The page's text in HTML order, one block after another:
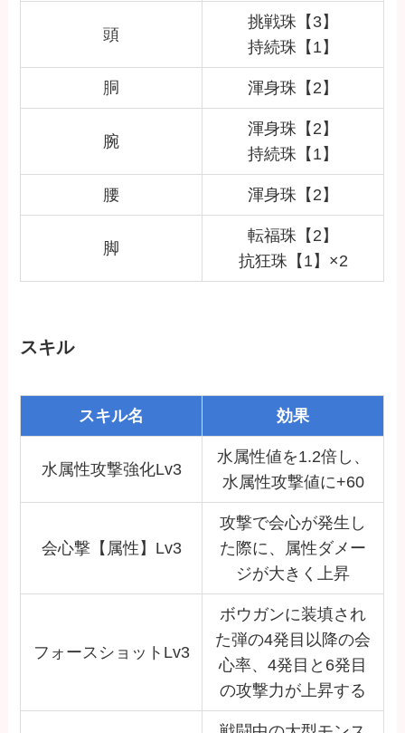
頭
挑戦珠【3】
持続珠【1】
胴 渾身珠【2】
腕
渾身珠【2】
持続珠【1】
腰 渾身珠【2】
脚
転福珠【2】
抗狂珠【1】×2
スキル
スキル名 効果
水属性攻撃強化Lv3
水属性値を1.2倍し、
水属性攻撃値に+60
会心撃【属性】Lv3
攻撃で会心が発生し
た際に、属性ダメー
ジが大きく上昇
フォースショットLv3
ボウガンに装填され
た弾の4発目以降の会
心率、4発目と6発目
の攻撃力が上昇する